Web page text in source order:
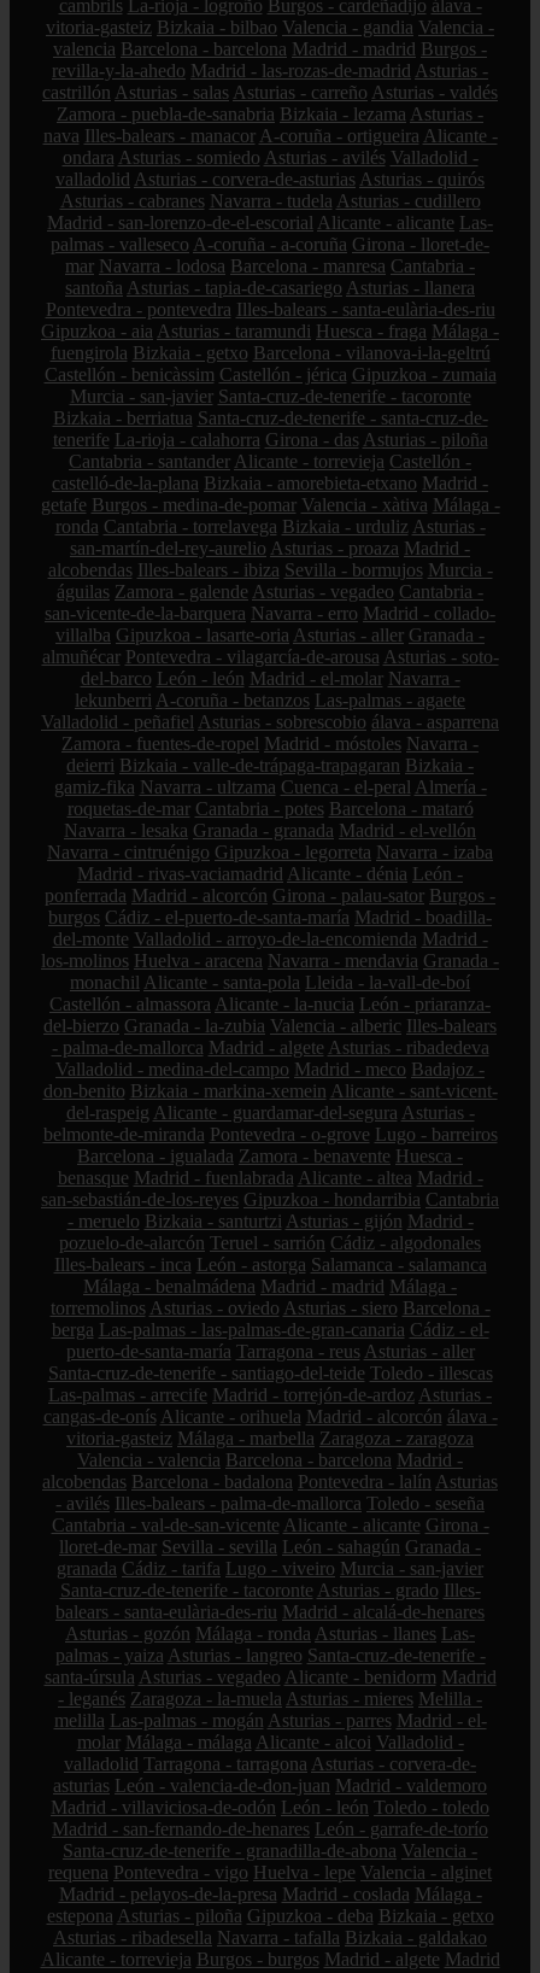
cambrils La-rioja - logroño Burgos - cardeñadijo álava -
vitoria-gasteiz Bizkaia - bilbao Valencia - gandia Valencia -
valencia Barcelona - barcelona Madrid - madrid Burgos -
revilla-y-la-ahedo Madrid - las-rozas-de-madrid Asturias -
castrillón Asturias - salas Asturias - carreño Asturias - valdés
Zamora - puebla-de-sanabria Bizkaia - lezama Asturias -
nava Illes-balears - manacor A-coruña - ortigueira Alicante -
ondara Asturias - somiedo Asturias - avilés Valladolid -
valladolid Asturias - corvera-de-asturias Asturias - quirós
Asturias - cabranes Navarra - tudela Asturias - cudillero
Madrid - san-lorenzo-de-el-escorial Alicante - alicante Las-
palmas - valleseco A-coruña - a-coruña Girona - lloret-de-
mar Navarra - lodosa Barcelona - manresa Cantabria -
santoña Asturias - tapia-de-casariego Asturias - llanera
Pontevedra - pontevedra Illes-balears - santa-eulària-des-riu
Gipuzkoa - aia Asturias - taramundi Huesca - fraga Málaga -
fuengirola Bizkaia - getxo Barcelona - vilanova-i-la-geltrú
Castellón - benicàssim Castellón - jérica Gipuzkoa - zumaia
Murcia - san-javier Santa-cruz-de-tenerife - tacoronte
Bizkaia - berriatua Santa-cruz-de-tenerife - santa-cruz-de-
tenerife La-rioja - calahorra Girona - das Asturias - piloña
Cantabria - santander Alicante - torrevieja Castellón -
castelló-de-la-plana Bizkaia - amorebieta-etxano Madrid -
getafe Burgos - medina-de-pomar Valencia - xàtiva Málaga -
ronda Cantabria - torrelavega Bizkaia - urduliz Asturias -
san-martín-del-rey-aurelio Asturias - proaza Madrid -
alcobendas Illes-balears - ibiza Sevilla - bormujos Murcia -
águilas Zamora - galende Asturias - vegadeo Cantabria -
san-vicente-de-la-barquera Navarra - erro Madrid - collado-
villalba Gipuzkoa - lasarte-oria Asturias - aller Granada -
almuñécar Pontevedra - vilagarcía-de-arousa Asturias - soto-
del-barco León - león Madrid - el-molar Navarra -
lekunberri A-coruña - betanzos Las-palmas - agaete
Valladolid - peñafiel Asturias - sobrescobio álava - asparrena
Zamora - fuentes-de-ropel Madrid - móstoles Navarra -
deierri Bizkaia - valle-de-trápaga-trapagaran Bizkaia -
gamiz-fika Navarra - ultzama Cuenca - el-peral Almería -
roquetas-de-mar Cantabria - potes Barcelona - mataró
Navarra - lesaka Granada - granada Madrid - el-vellón
Navarra - cintruénigo Gipuzkoa - legorreta Navarra - izaba
Madrid - rivas-vaciamadrid Alicante - dénia León -
ponferrada Madrid - alcorcón Girona - palau-sator Burgos -
burgos Cádiz - el-puerto-de-santa-maría Madrid - boadilla-
del-monte Valladolid - arroyo-de-la-encomienda Madrid -
los-molinos Huelva - aracena Navarra - mendavia Granada -
monachil Alicante - santa-pola Lleida - la-vall-de-boí
Castellón - almassora Alicante - la-nucia León - priaranza-
del-bierzo Granada - la-zubia Valencia - alberic Illes-balears
- palma-de-mallorca Madrid - algete Asturias - ribadedeva
Valladolid - medina-del-campo Madrid - meco Badajoz -
don-benito Bizkaia - markina-xemein Alicante - sant-vicent-
del-raspeig Alicante - guardamar-del-segura Asturias -
belmonte-de-miranda Pontevedra - o-grove Lugo - barreiros
Barcelona - igualada Zamora - benavente Huesca -
benasque Madrid - fuenlabrada Alicante - altea Madrid -
san-sebastián-de-los-reyes Gipuzkoa - hondarribia Cantabria
- meruelo Bizkaia - santurtzi Asturias - gijón Madrid -
pozuelo-de-alarcón Teruel - sarrión Cádiz - algodonales
Illes-balears - inca León - astorga Salamanca - salamanca
Málaga - benalmádena Madrid - madrid Málaga -
torremolinos Asturias - oviedo Asturias - siero Barcelona -
berga Las-palmas - las-palmas-de-gran-canaria Cádiz - el-
puerto-de-santa-maría Tarragona - reus Asturias - aller
Santa-cruz-de-tenerife - santiago-del-teide Toledo - illescas
Las-palmas - arrecife Madrid - torrejón-de-ardoz Asturias -
cangas-de-onís Alicante - orihuela Madrid - alcorcón álava -
vitoria-gasteiz Málaga - marbella Zaragoza - zaragoza
Valencia - valencia Barcelona - barcelona Madrid -
alcobendas Barcelona - badalona Pontevedra - lalín Asturias
- avilés Illes-balears - palma-de-mallorca Toledo - seseña
Cantabria - val-de-san-vicente Alicante - alicante Girona -
lloret-de-mar Sevilla - sevilla León - sahagún Granada -
granada Cádiz - tarifa Lugo - viveiro Murcia - san-javier
Santa-cruz-de-tenerife - tacoronte Asturias - grado Illes-
balears - santa-eulària-des-riu Madrid - alcalá-de-henares
Asturias - gozón Málaga - ronda Asturias - llanes Las-
palmas - yaiza Asturias - langreo Santa-cruz-de-tenerife -
santa-úrsula Asturias - vegadeo Alicante - benidorm Madrid
- leganés Zaragoza - la-muela Asturias - mieres Melilla -
melilla Las-palmas - mogán Asturias - parres Madrid - el-
molar Málaga - málaga Alicante - alcoi Valladolid -
valladolid Tarragona - tarragona Asturias - corvera-de-
asturias León - valencia-de-don-juan Madrid - valdemoro
Madrid - villaviciosa-de-odón León - león Toledo - toledo
Madrid - san-fernando-de-henares León - garrafe-de-torío
Santa-cruz-de-tenerife - granadilla-de-abona Valencia -
requena Pontevedra - vigo Huelva - lepe Valencia - alginet
Madrid - pelayos-de-la-presa Madrid - coslada Málaga -
estepona Asturias - piloña Gipuzkoa - deba Bizkaia - getxo
Asturias - ribadesella Navarra - tafalla Bizkaia - galdakao
Alicante - torrevieja Burgos - burgos Madrid - algete Madrid